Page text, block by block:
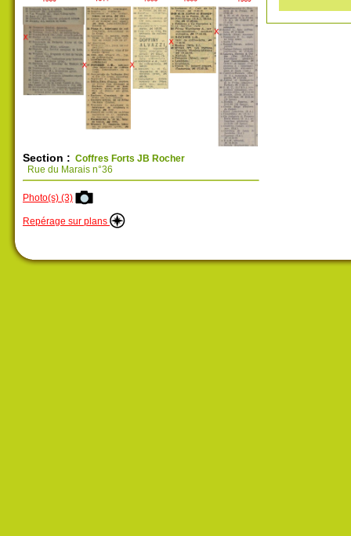
Section : Coffres Forts JB Rocher
Rue du Marais n°36
Photo(s) (3)
Repérage sur plans